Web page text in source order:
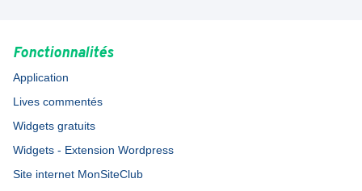
Fonctionnalités
Application
Lives commentés
Widgets gratuits
Widgets - Extension Wordpress
Site internet MonSiteClub